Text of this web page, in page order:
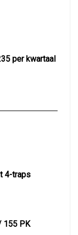
per kwartaal
4-traps
155 PK